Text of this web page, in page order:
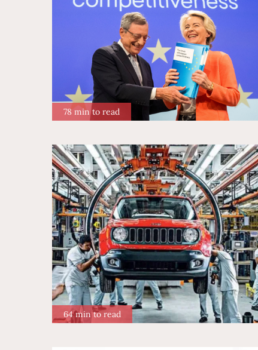
78 min to read
64 min to read